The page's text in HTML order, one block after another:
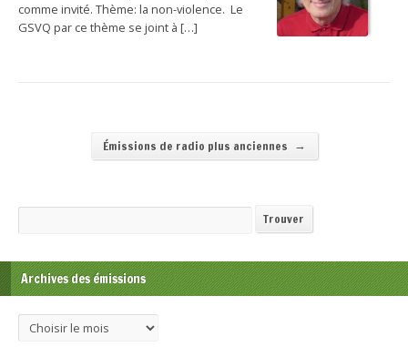
comme invité. Thème: la non-violence. Le
GSVQ par ce thème se joint à […]
Émissions de radio plus anciennes →
Recherche Trouver
Archives des émissions